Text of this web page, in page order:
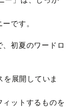
です。
初夏のワードロ
展開していま
ィットするものを